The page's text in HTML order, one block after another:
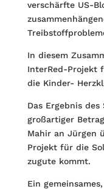
verschärfte US-
In diesem
InterRed-Projekt
die Kinder-
Das Ergebnis
großartiger
Mahir an Jürgen
Projekt für die
zugute kommt.
Ein